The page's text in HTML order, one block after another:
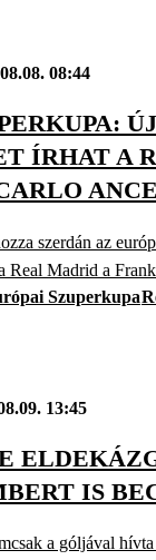
08:44
ÍRHAT A
szerdán az
Real Madrid a
Szuperkupa
13:45
IS
a góljával hívta